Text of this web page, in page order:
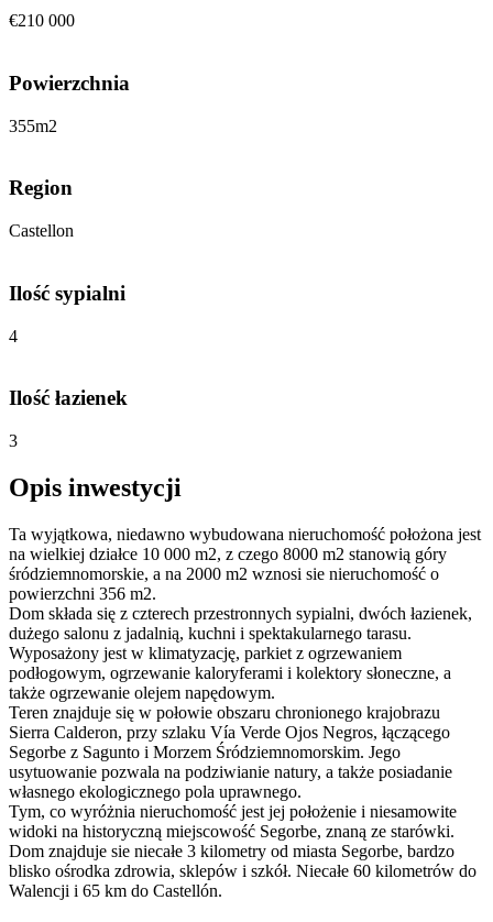
€210 000
Powierzchnia
355m2
Region
Castellon
Ilość sypialni
4
Ilość łazienek
3
Opis inwestycji
Ta wyjątkowa, niedawno wybudowana nieruchomość położona jest
na wielkiej działce 10 000 m2, z czego 8000 m2 stanowią góry
śródziemnomorskie, a na 2000 m2 wznosi sie nieruchomość o
powierzchni 356 m2.
Dom składa się z czterech przestronnych sypialni, dwóch łazienek,
dużego salonu z jadalnią, kuchni i spektakularnego tarasu.
Wyposażony jest w klimatyzację, parkiet z ogrzewaniem
podłogowym, ogrzewanie kaloryferami i kolektory słoneczne, a
także ogrzewanie olejem napędowym.
Teren znajduje się w połowie obszaru chronionego krajobrazu
Sierra Calderon, przy szlaku Vía Verde Ojos Negros, łączącego
Segorbe z Sagunto i Morzem Śródziemnomorskim. Jego
usytuowanie pozwala na podziwianie natury, a także posiadanie
własnego ekologicznego pola uprawnego.
Tym, co wyróżnia nieruchomość jest jej położenie i niesamowite
widoki na historyczną miejscowość Segorbe, znaną ze starówki.
Dom znajduje sie niecałe 3 kilometry od miasta Segorbe, bardzo
blisko ośrodka zdrowia, sklepów i szkół. Niecałe 60 kilometrów do
Walencji i 65 km do Castellón.